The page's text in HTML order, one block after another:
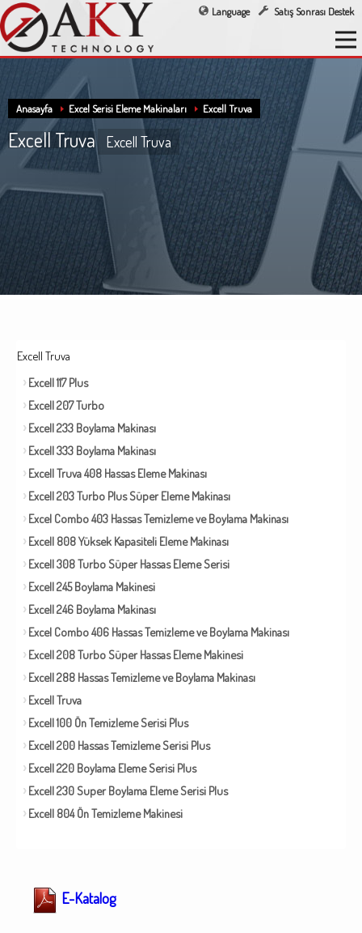
Language Satış Sonrası Destek
Anasayfa Excel Serisi Eleme Makinaları Excell Truva
Excell Truva Excell Truva
Excell Truva
Excell 117 Plus
Excell 207 Turbo
Excell 233 Boylama Makinası
Excell 333 Boylama Makinası
Excell Truva 408 Hassas Eleme Makinası
Excell 203 Turbo Plus Süper Eleme Makinası
Excel Combo 403 Hassas Temizleme ve Boylama Makinası
Excell 808 Yüksek Kapasiteli Eleme Makinası
Excell 308 Turbo Süper Hassas Eleme Serisi
Excell 245 Boylama Makinesi
Excell 246 Boylama Makinası
Excel Combo 406 Hassas Temizleme ve Boylama Makinası
Excell 208 Turbo Süper Hassas Eleme Makinesi
Excell 288 Hassas Temizleme ve Boylama Makinası
Excell Truva
Excell 100 Ön Temizleme Serisi Plus
Excell 200 Hassas Temizleme Serisi Plus
Excell 220 Boylama Eleme Serisi Plus
Excell 230 Super Boylama Eleme Serisi Plus
Excell 804 Ön Temizleme Makinesi
E-Katalog